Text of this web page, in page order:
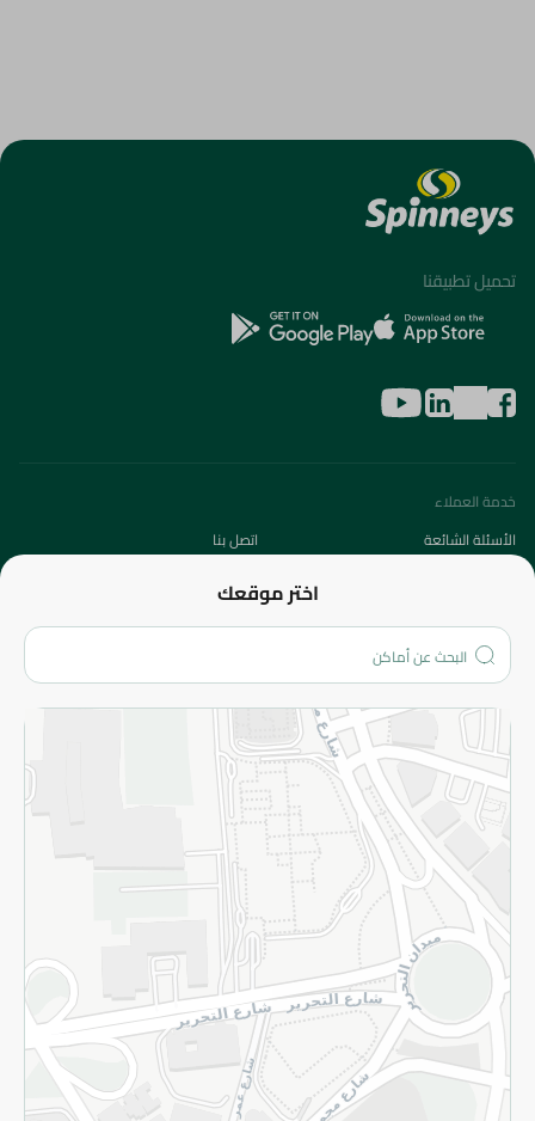
اختر موقعك
تحميل تطبيقنا
خدمة العملاء
الأسئلة الشائعة
اتصل بنا
من نحن؟
الفروع
المزيد
الاسترجاع
سياسة الاستخدام
سياسة الخصوصية
قم بالتسجيل للنشرة
©2026 - Spinneys | جميع الحقوق محفوظة